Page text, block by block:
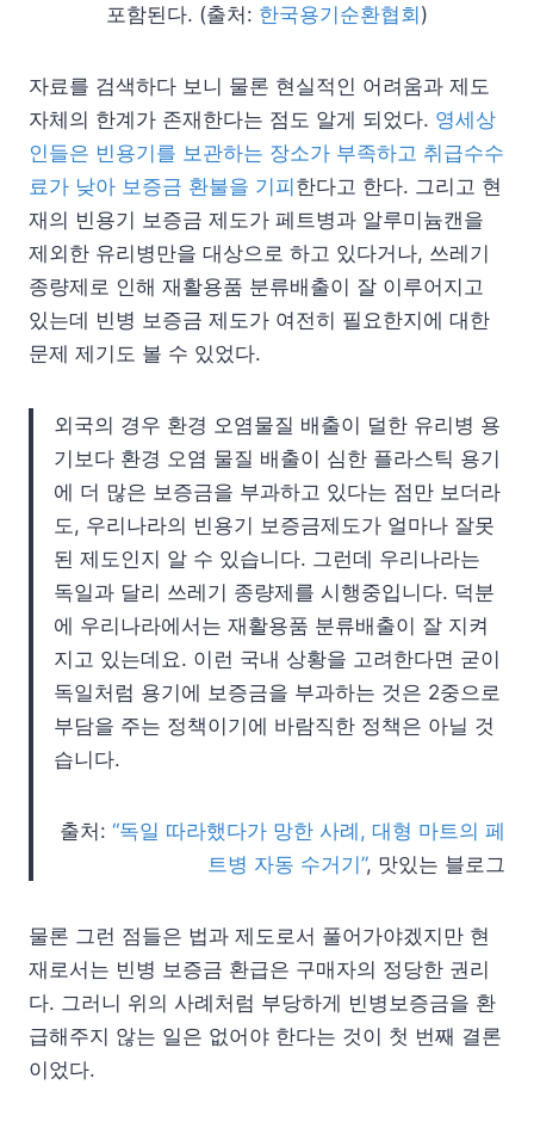
포함된다. (출처: 한국용기순환협회 )
자료를 검색하다 보니 물론 현실적인 어려움과 제도
자체의 한계가 존재한다는 점도 알게 되었다. 영세상
인들은 빈용기를 보관하는 장소가 부족하고 취급수수
료가 낮아 보증금 환불을 기피 한다고 한다. 그리고 현
재의 빈용기 보증금 제도가 페트병과 알루미늄캔을
제외한 유리병만을 대상으로 하고 있다거나, 쓰레기
종량제로 인해 재활용품 분류배출이 잘 이루어지고
있는데 빈병 보증금 제도가 여전히 필요한지에 대한
문제 제기도 볼 수 있었다.
외국의 경우 환경 오염물질 배출이 덜한 유리병 용
기보다 환경 오염 물질 배출이 심한 플라스틱 용기
에 더 많은 보증금을 부과하고 있다는 점만 보더라
도, 우리나라의 빈용기 보증금제도가 얼마나 잘못
된 제도인지 알 수 있습니다. 그런데 우리나라는
독일과 달리 쓰레기 종량제를 시행중입니다. 덕분
에 우리나라에서는 재활용품 분류배출이 잘 지켜
지고 있는데요. 이런 국내 상황을 고려한다면 굳이
독일처럼 용기에 보증금을 부과하는 것은 2중으로
부담을 주는 정책이기에 바람직한 정책은 아닐 것
습니다.
출처: “독일 따라했다가 망한 사례, 대형 마트의 페
트병 자동 수거기”, 맛있는 블로그
물론 그런 점들은 법과 제도로서 풀어가야겠지만 현
재로서는 빈병 보증금 환급은 구매자의 정당한 권리
다. 그러니 위의 사례처럼 부당하게 빈병보증금을 환
급해주지 않는 일은 없어야 한다는 것이 첫 번째 결론
이었다.